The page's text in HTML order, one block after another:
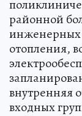
районной
отопления,
внутренняя
входных